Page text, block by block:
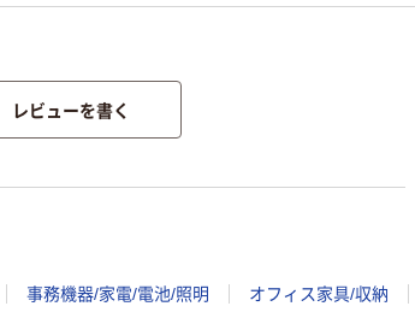
レビューを書く
事務機器/家電/電池/照明 オフィス家具/収納